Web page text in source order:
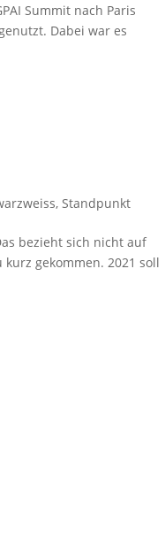
Summit nach Paris
Dabei war es
,Standpunkt
bezieht sich nicht auf
gekommen. 2021 soll